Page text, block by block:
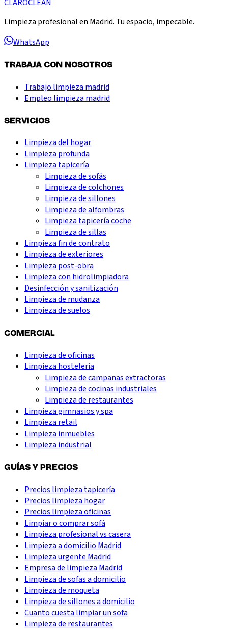
CLAROCLEAN
Limpieza profesional en Madrid. Tu espacio, impecable.
WhatsApp
TRABAJA CON NOSOTROS
Trabajo limpieza madrid
Empleo limpieza madrid
SERVICIOS
Limpieza del hogar
Limpieza profunda
Limpieza tapicería
Limpieza de sofás
Limpieza de colchones
Limpieza de sillones
Limpieza de alfombras
Limpieza tapicería coche
Limpieza de sillas
Limpieza fin de contrato
Limpieza de exteriores
Limpieza post-obra
Limpieza con hidrolimpiadora
Desinfección y sanitización
Limpieza de mudanza
Limpieza de suelos
COMERCIAL
Limpieza de oficinas
Limpieza hostelería
Limpieza de campanas extractoras
Limpieza de cocinas industriales
Limpieza de restaurantes
Limpieza gimnasios y spa
Limpieza retail
Limpieza inmuebles
Limpieza industrial
GUÍAS Y PRECIOS
Precios limpieza tapicería
Precios limpieza hogar
Precios limpieza oficinas
Limpiar o comprar sofá
Limpieza profesional vs casera
Limpieza a domicilio Madrid
Limpieza urgente Madrid
Empresa de limpieza Madrid
Limpieza de sofas a domicilio
Limpieza de moqueta
Limpieza de sillones a domicilio
Cuanto cuesta limpiar un sofa
Limpieza de restaurantes